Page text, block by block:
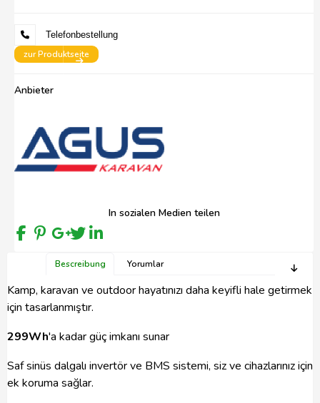
Telefonbestellung
zur Produktseite
Anbieter
In sozialen Medien teilen
Bescreibung Yorumlar
Kamp, karavan ve outdoor hayatınızı daha keyifli hale getirmek
için tasarlanmıştır.
299Wh'a kadargüç imkanı sunar
Saf sinüs dalgalı invertör ve BMS sistemi, siz ve cihazlarınız için
ek koruma sağlar.